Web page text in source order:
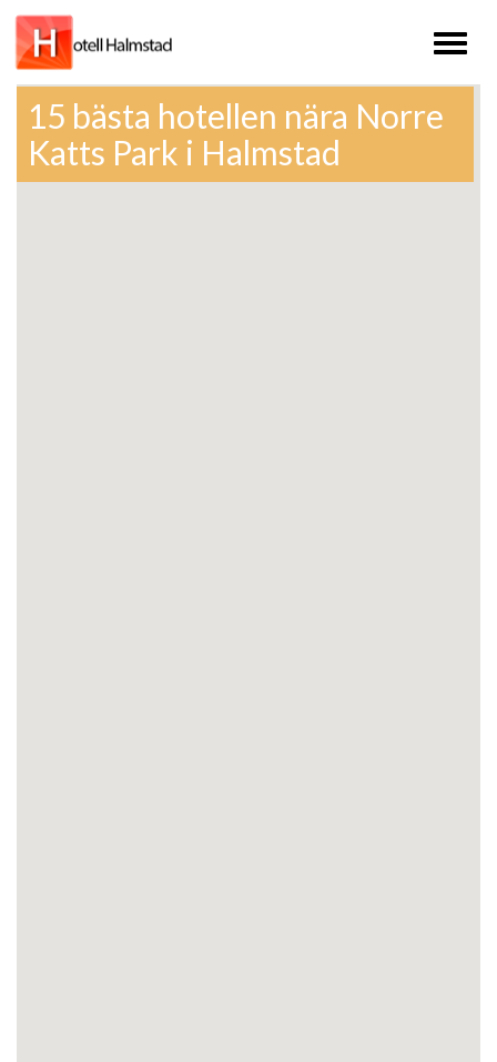
Toggle
15 bästa hotellen nära Norre
Katts Park i Halmstad